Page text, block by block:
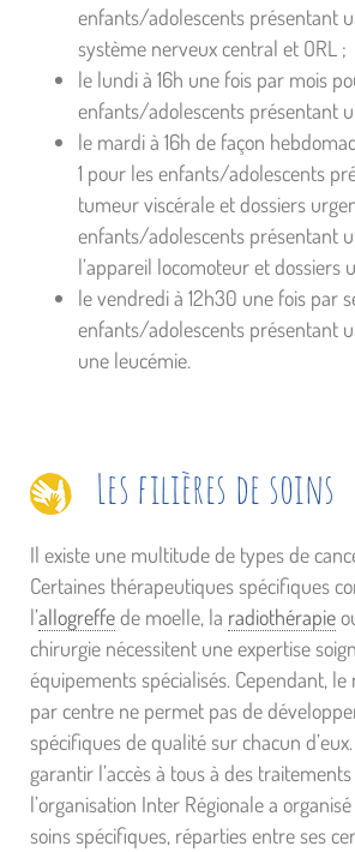
enfants/adolescents présentant
système nerveux central et ORL ;
le lundi à 16h une fois par mois
enfants/adolescents présentant
le mardi à 16h de façon
1 pour les enfants/adolescents
tumeur viscérale et dossiers
enfants/adolescents présentant
l’appareil locomoteur et dossiers
le vendredi à 12h30 une fois par
enfants/adolescents présentant
une leucémie.
Les filières de soins
Il existe une multitude de types de
Certaines thérapeutiques spécifiques
l’allogreffede moelle, la radiothérapie
chirurgie nécessitent une expertise
équipements spécialisés. Cependant,
par centre ne permet pas de
spécifiques de qualité sur chacun
garantir l’accès à tous à des
l’organisation Inter Régionale a
soins spécifiques, réparties entre ses